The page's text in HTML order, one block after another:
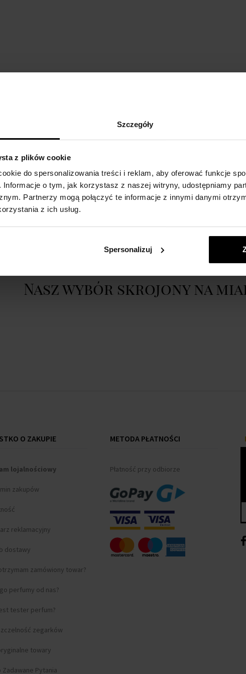
Szczegóły
z plików cookie
do spersonalizowania treści i reklam, aby oferować funkcje
Informacje o tym, jak korzystasz z naszej witryny, udostępniamy
Partnerzy mogą połączyć te informacje z innymi danymi
z ich usług.
Spersonalizuj
nie
Marka: Afnan
Rodzaj zapachu:
Nasz wybór skrojony na
O ZAKUPIE
lojalnościowy
zakupów
reklamacyjny
dostawy
zamówiony towar?
perfumy od nas?
tester perfum?
zegarków
towary
Zadawane Pytania
METODA PŁATNOŚCI
Płatność przy odbiorze